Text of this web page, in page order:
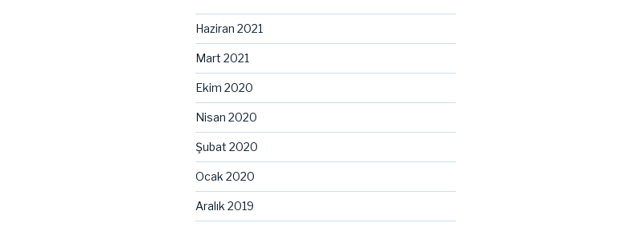
Haziran 2021
Mart 2021
Ekim 2020
Nisan 2020
Şubat 2020
Ocak 2020
Aralık 2019